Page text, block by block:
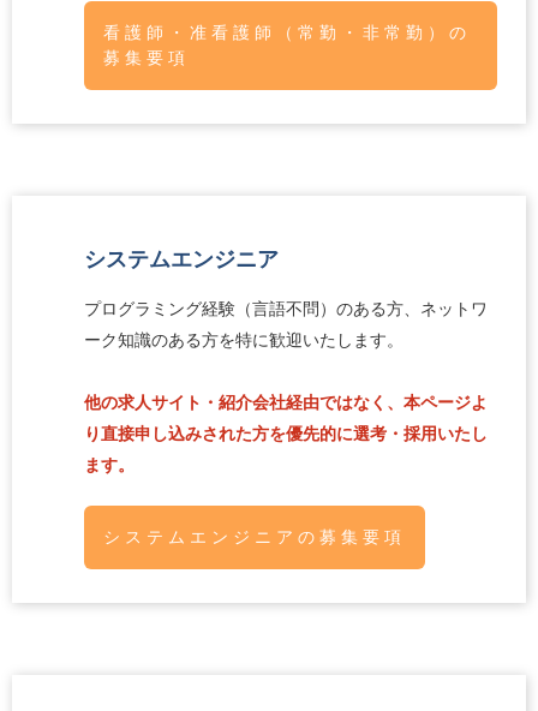
看護師・准看護師（常勤・非常勤）の
募集要項
システムエンジニア
プログラミング経験（言語不問）のある方、ネットワ
ーク知識のある方を特に歓迎いたします。
他の求人サイト・紹介会社経由ではなく、本ページよ
り直接申し込みされた方を優先的に選考・採用いたし
ます。
システムエンジニアの募集要項